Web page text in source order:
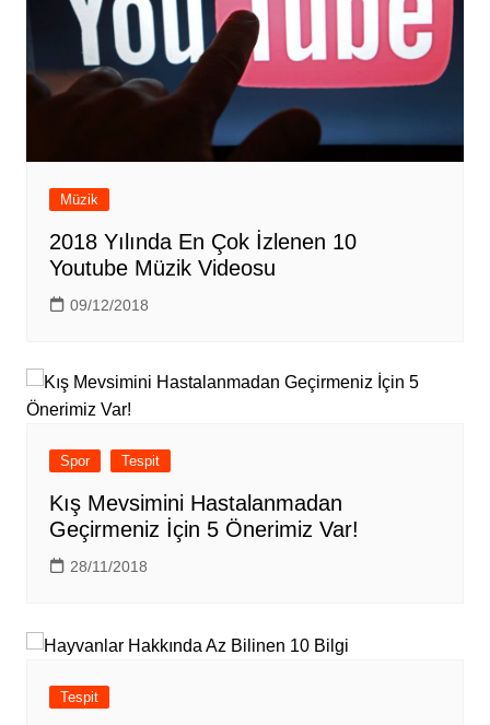
Müzik
2018 Yılında En Çok İzlenen 10
Youtube Müzik Videosu
09/12/2018
Spor Tespit
Kış Mevsimini Hastalanmadan
Geçirmeniz İçin 5 Önerimiz Var!
28/11/2018
Tespit